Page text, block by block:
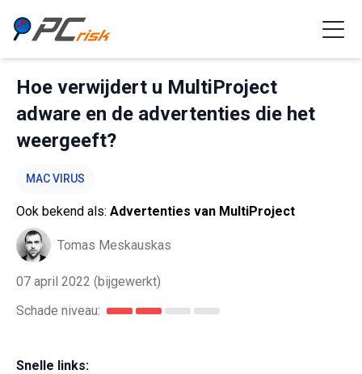
Hoe verwijdert u MultiProject
adware en de advertenties die het
weergeeft?
MAC VIRUS
Ook bekend als: Advertenties van MultiProject
Tomas Meskauskas
07 april 2022 (bijgewerkt)
Schade niveau:
Snelle links: